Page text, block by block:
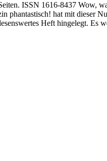
ISSN 1616-8437 Wow,
phantastisch! hat mit dieser
Heft hingelegt. Es